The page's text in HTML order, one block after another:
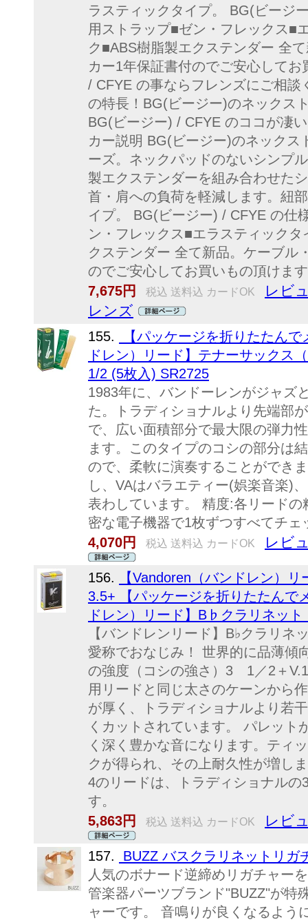
ラスティックタイプ。 BG(ビージ
用ストラップ■ゼン・フレックス■
ク■ABS樹脂製エクステンダー 全
カー1年保証書付のでご安心して
/ CFYE の事ならフレンズにご相
の特長！BG(ビージー)のネックス
BG(ビージー) / CFYE のココが凄
カー説明 BG(ビージー)のネック
ーズ。ネックパッドのないシンプ
製エクステンダーを組み合わせた
首・肩への負荷を軽減します。紐
イプ。 BG(ビージー) / CFYE の仕
ン・フレックス■エラスティック
クステンダー 全て新品。ケーブル
のでご安心してお買いもの頂けま
7,675円
税込 送料込 カードOK
レビ
レンズ
155.
【パッケージを折りたたん
ドレン）リード】テナーサックス
1/2 (5枚入) SR2725
1983年に、バンドーレンがジャズ
た。トラディショナルより先端部
で、広い面積部分で最大限の弾力
ます。このタイプのコシの部分は
ので、柔軟に演奏することができ
し、VAはバラエティー(娯楽音楽)
表わしています。 精度:各リード
密な電子機器で1枚ずつすべてチェ
4,070円
税込 送料込 カードOK レビ
156.
【Vandoren（バンドレン
3.5+ 【パッケージを折りたたんで
ドレン）リード】B♭クラリネッ
【バンドレンリード】B♭クラリ
愛称でおなじみ！ 世界的に品薄傾
の強度（コシの強さ）3 1／2＋
用リードと同じ太さのケーンから
が厚く、トラディショナルより若
くカットされています。 パレット
く深く豊かな音になります。ティ
クが得られ、その上耐久性が増し
4のリードは、トラディショナル
す。
5,863円
税込 送料込 カードOK レビ
157.
BUZZ バスクラリネットリガ
人気のボナード逆締めリガチャー
管楽器パーツブランド"BUZZ"が特
ャーです。 音鳴りが良くなるよう